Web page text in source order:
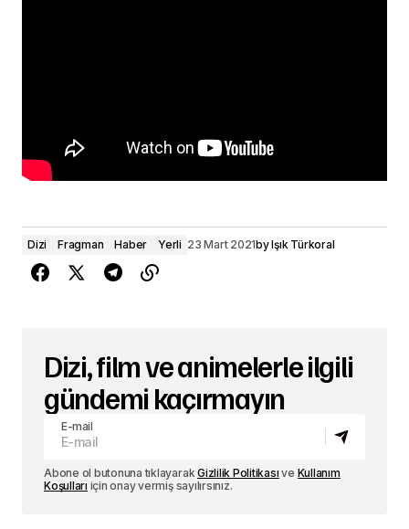
Dizi Fragman Haber Yerli 23 Mart 2021byIşık Türkoral
Dizi, film ve animelerle ilgili
gündemi kaçırmayın
E-mail
Abone ol butonuna tıklayarakGizlilik Politikası ve Kullanım
Koşulları için onay vermiş sayılırsınız.